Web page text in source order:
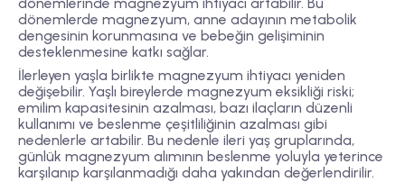
dönemlerde magnezyum, anne adayının metabolik
dengesinin korunmasına ve bebeğin gelişiminin
desteklenmesine katkı sağlar.
İlerleyen yaşla birlikte magnezyum ihtiyacı yeniden
değişebilir. Yaşlı bireylerde magnezyum eksikliği riski;
emilim kapasitesinin azalması, bazı ilaçların düzenli
kullanımı ve beslenme çeşitliliğinin azalması gibi
nedenlerle artabilir. Bu nedenle ileri yaş gruplarında,
günlük magnezyum alımının beslenme yoluyla yeterince
karşılanıp karşılanmadığı daha yakından değerlendirilir.